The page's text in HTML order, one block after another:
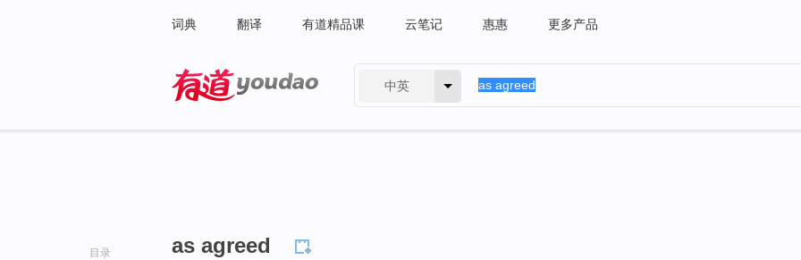
词典 翻译 有道精品课 云笔记 惠惠 更多产品
中英
目录 as agreed